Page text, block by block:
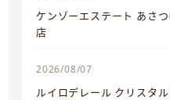
ケンゾーエステート あさ
店
2026/08/07
ルイロデレール クリスタ